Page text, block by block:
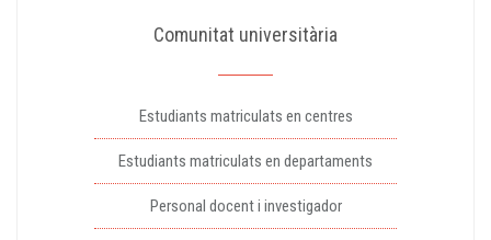
Comunitat universitària
Estudiants matriculats en centres
Estudiants matriculats en departaments
Personal docent i investigador